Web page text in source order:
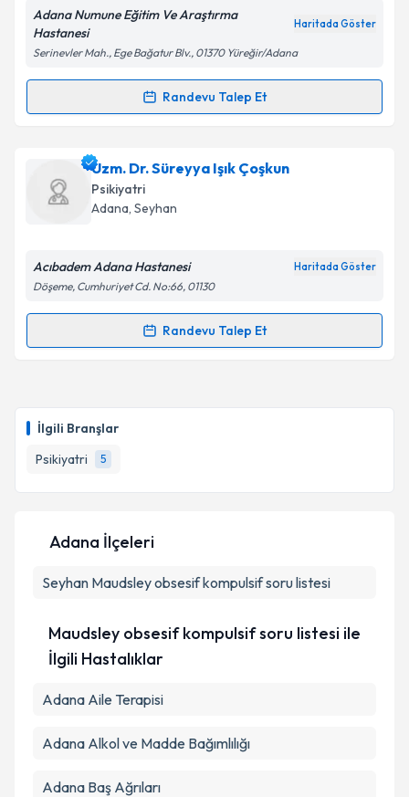
İlgili Branşlar
Psikiyatri
5
Kişisel verilerimin işlenmesine ilişkinAydınlatma
'ni okudum ve kişisel verilerimin belirtilen
kapsamda işlenmesini kabul ediyorum.
Takvim Talebini Gönder
Adana Numune Eğitim Ve Araştırma
Hastanesi
Haritada Göster
Serinevler Mah., Ege Bağatur Blv., 01370 Yüreğir/Adana
Randevu Talep Et
Randevu Takvimi Talebi
Uzm. Dr. Yarkın Özenliiçin randevu takvimi talebi
oluşturun. Size bu uzmandan randevu almanız için bir
takvim hazırlandığında e-posta ile bilgilendireceğiz.
Kişisel verilerimin işlenmesine ilişkin
Metni'ni okudum ve kişisel verilerimin belirtilen
Uzm. Dr. Süreyya Işık Çoşkun
Psikiyatri
Adana, Seyhan
Acıbadem Adana Hastanesi Haritada Göster
Döşeme, Cumhuriyet Cd. No:66, 01130
Randevu Talep Et
Randevu Takvimi Talebi
için bir takvim hazırlandığında e-posta ile
bilgilendireceğiz.
E-posta Adresiniz
Kişisel verilerimin işlenmesine ilişkinAydınlatma
Adana İlçeleri
Seyhan Maudsley obsesif kompulsif soru listesi
Maudsley obsesif kompulsif soru listesi ile
İlgili Hastalıklar
Adana Aile Terapisi
Adana Alkol ve Madde Bağımlılığı
Adana Baş Ağrıları